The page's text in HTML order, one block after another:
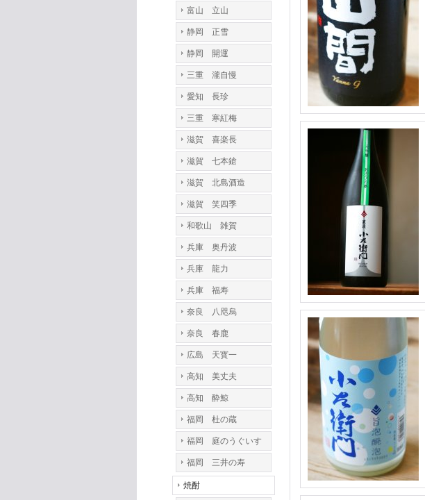
富山 立山
静岡 正雪
静岡 開運
三重 瀧自慢
愛知 長珍
三重 寒紅梅
滋賀 喜楽長
滋賀 七本鎗
滋賀 北島酒造
滋賀 笑四季
和歌山 雑賀
兵庫 奥丹波
兵庫 龍力
兵庫 福寿
奈良 八咫烏
奈良 春鹿
広島 天寳一
高知 美丈夫
高知 酔鯨
福岡 杜の蔵
福岡 庭のうぐいす
福岡 三井の寿
焼酎